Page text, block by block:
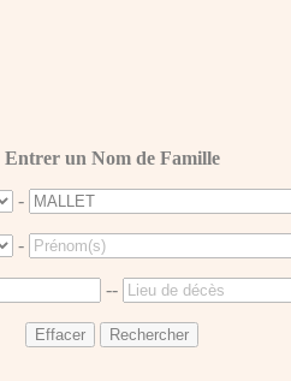
Entrer un Nom de Famille
-
-
--